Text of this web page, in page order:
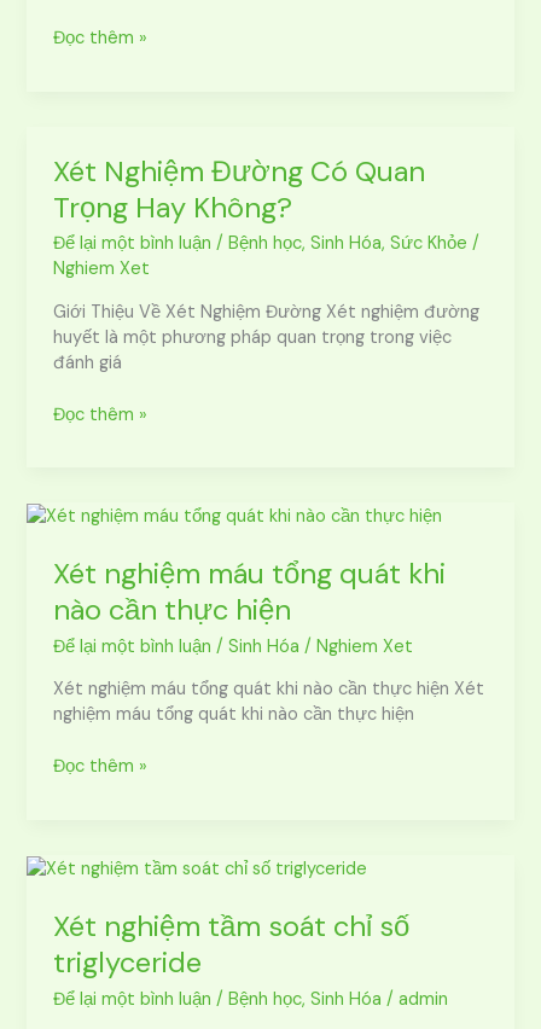
Đọc thêm »
Xét Nghiệm Đường Có Quan
Trọng Hay Không?
Để lại một bình luận /Bệnh học,Sinh Hóa,Sức Khỏe /
Nghiem Xet
Giới Thiệu Về Xét Nghiệm Đường Xét nghiệm đường
huyết là một phương pháp quan trọng trong việc
đánh giá
Xét
Đường
Có
Quan
Hay
Không?
Đọc thêm »
Xét nghiệm máu tổng quát khi
nào cần thực hiện
Để lại một bình luận /Sinh Hóa /Nghiem Xet
Xét nghiệm máu tổng quát khi nào cần thực hiện Xét
nghiệm máu tổng quát khi nào cần thực hiện
Xét
máu
tổng
quát
khi
cần
thực
Đọc thêm »
Xét nghiệm tầm soát chỉ số
triglyceride
Để lại một bình luận /Bệnh học,Sinh Hóa /admin
Xét
tầm
soát
chỉ
số